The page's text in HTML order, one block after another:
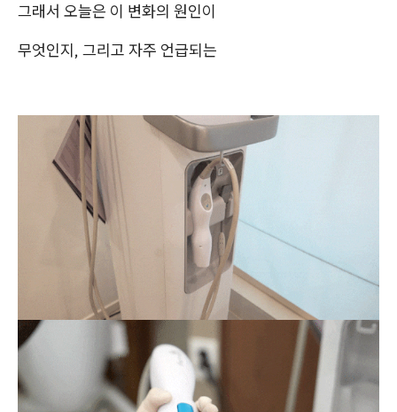
그래서 오늘은 이 변화의 원인이
무엇인지, 그리고 자주 언급되는